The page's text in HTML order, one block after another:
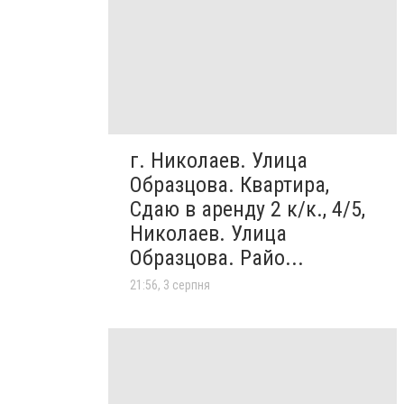
г. Николаев. Улица
Образцова. Квартира,
Сдаю в аренду 2 к/к., 4/5,
Николаев. Улица
Образцова. Райо...
21:56, 3 серпня